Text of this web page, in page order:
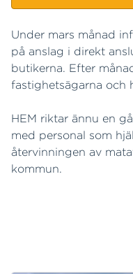
Under mars månad
på anslag i direkt
butikerna. Efter
fastighetsägarna och
HEM riktar ännu en
med personal som
återvinningen av
kommun.